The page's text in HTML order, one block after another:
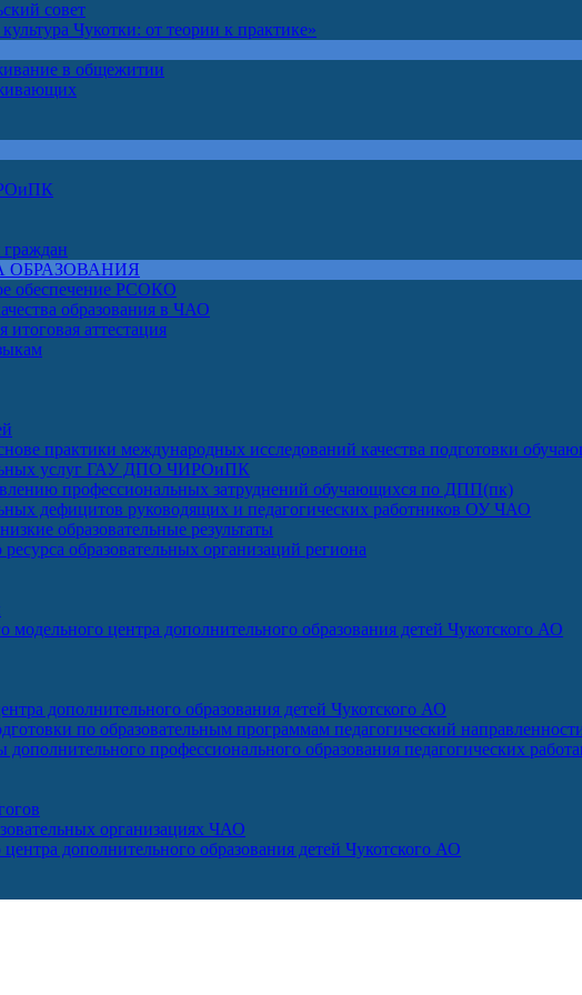
совет
Чукотки: от теории к практике»
в общежитии
ОБРАЗОВАНИЯ
обеспечение РСОКО
образования в ЧАО
аттестация
практики международных исследований качества подготовки
услуг ГАУ ДПО ЧИРОиПК
профессиональных затруднений обучающихся по ДПП(пк)
дефицитов руководящих и педагогических работников ОУ ЧАО
образовательные результаты
образовательных организаций региона
центра дополнительного образования детей Чукотского АО
дополнительного образования детей Чукотского АО
по образовательным программам педагогический
профессионального образования педагогических
организациях ЧАО
дополнительного образования детей Чукотского АО